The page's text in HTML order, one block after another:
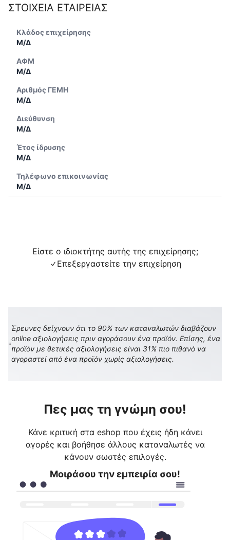
ΣΤΟΙΧΕΙΑ ΕΤΑΙΡΕΙΑΣ
Κλάδος επιχείρησης
Μ/Δ
ΑΦΜ
Μ/Δ
Αριθμός ΓΕΜΗ
Μ/Δ
Διεύθυνση
Μ/Δ
Έτος ίδρυσης
Μ/Δ
Τηλέφωνο επικοινωνίας
Μ/Δ
Είστε ο ιδιοκτήτης αυτής της επιχείρησης;
Επεξεργαστείτε την επιχείρηση
Έρευνες δείχνουν ότι το 90% των καταναλωτών διαβάζουν
online αξιολογήσεις πριν αγοράσουν ένα προϊόν. Επίσης, ένα
προϊόν με θετικές αξιολογήσεις είναι 31% πιο πιθανό να
αγοραστεί από ένα προϊόν χωρίς αξιολογήσεις.
Πες μας τη γνώμη σου!
Κάνε κριτική στα eshop που έχεις ήδη κάνει
αγορές και βοήθησε άλλους καταναλωτές να
κάνουν σωστές επιλογές.
Μοιράσου την εμπειρία σου!